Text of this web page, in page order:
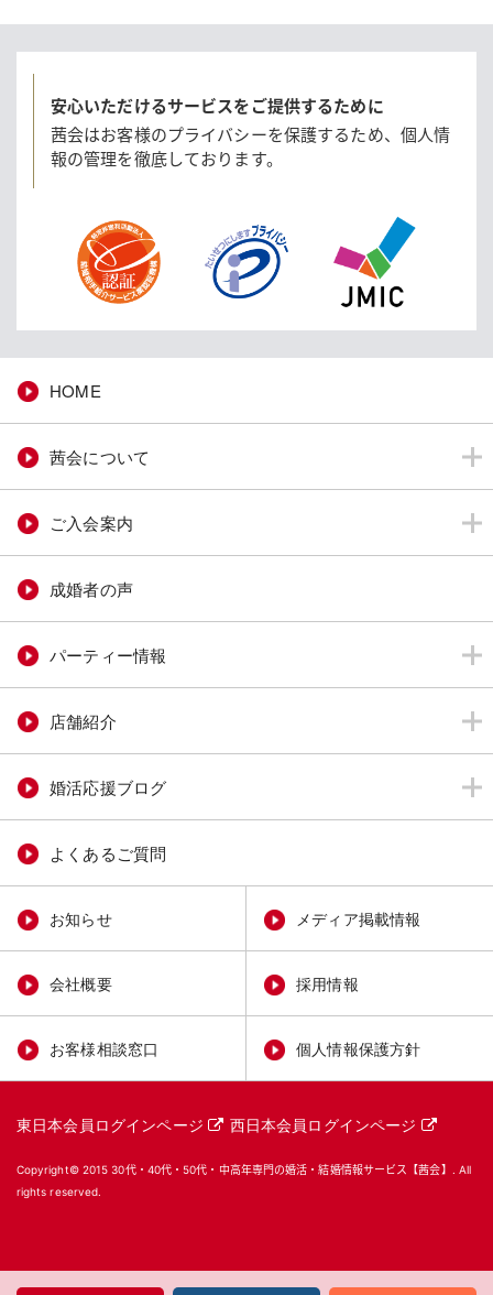
安心いただけるサービスをご提供するために
茜会はお客様のプライバシーを保護するため、 個人情
報の管理を徹底しております。
HOME
茜会について
ご入会案内
成婚者の声
パーティー情報
店舗紹介
婚活応援ブログ
よくあるご質問
お知らせ メディア掲載情報
会社概要 採用情報
お客様相談窓口 個人情報保護方針
東日本会員ログインページ 西日本会員ログインページ
Copyright© 201530代・40代・50代・中高年専門の婚活・結婚情報サービス【茜会】
. All
rights reserved.